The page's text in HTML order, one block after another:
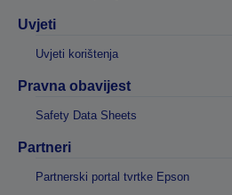
Uvjeti
Uvjeti korištenja
Pravna obavijest
Safety Data Sheets
Partneri
Partnerski portal tvrtke Epson